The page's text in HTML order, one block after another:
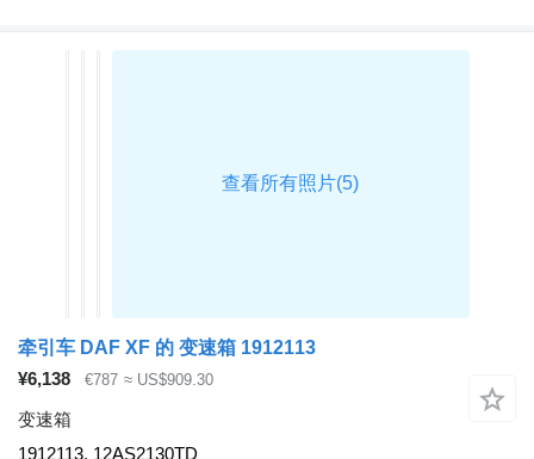
牵引车 DAF XF 的 变速箱 1912113
¥6,138
€787 ≈ US$909.30
变速箱
1912113, 12AS2130TD